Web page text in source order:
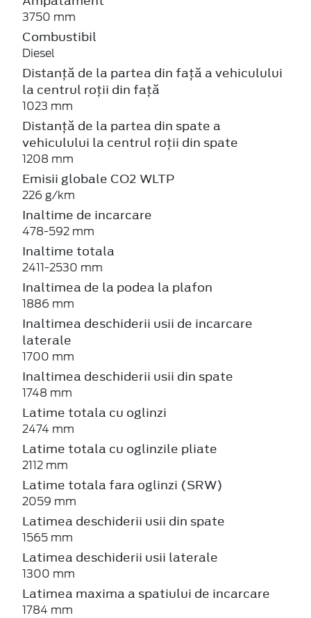
3750 mm
Combustibil
Diesel
Distanță de la partea din față a vehiculului
la centrul roții din față
1023 mm
Distanță de la partea din spate a
vehiculului la centrul roții din spate
1208 mm
Emisii globale CO2 WLTP
226 g/km
Inaltime de incarcare
478-592 mm
Inaltime totala
2411-2530 mm
Inaltimea de la podea la plafon
1886 mm
Inaltimea deschiderii usii de incarcare
laterale
1700 mm
Inaltimea deschiderii usii din spate
1748 mm
Latime totala cu oglinzi
2474 mm
Latime totala cu oglinzile pliate
2112 mm
Latime totala fara oglinzi (SRW)
2059 mm
Latimea deschiderii usii din spate
1565 mm
Latimea deschiderii usii laterale
1300 mm
Latimea maxima a spatiului de incarcare
1784 mm